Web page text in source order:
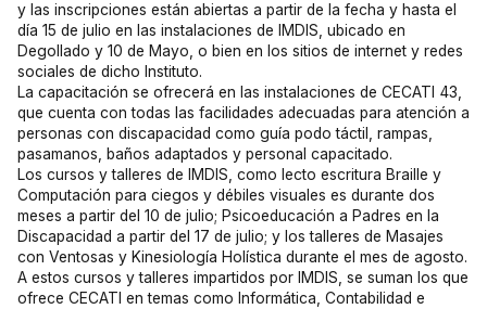
y las inscripciones están abiertas a partir de la fecha y hasta el
día 15 de julio en las instalaciones de IMDIS, ubicado en
Degollado y 10 de Mayo, o bien en los sitios de internet y redes
sociales de dicho Instituto.
La capacitación se ofrecerá en las instalaciones de CECATI 43,
que cuenta con todas las facilidades adecuadas para atención a
personas con discapacidad como guía podo táctil, rampas,
pasamanos, baños adaptados y personal capacitado.
Los cursos y talleres de IMDIS, como lecto escritura Braille y
Computación para ciegos y débiles visuales es durante dos
meses a partir del 10 de julio; Psicoeducación a Padres en la
Discapacidad a partir del 17 de julio; y los talleres de Masajes
con Ventosas y Kinesiología Holística durante el mes de agosto.
A estos cursos y talleres impartidos por IMDIS, se suman los que
ofrece CECATI en temas como Informática, Contabilidad e